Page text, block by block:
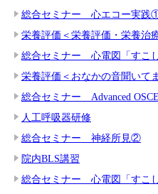
総合セミナー 心エコー実践
栄養評価＜栄養評価・栄養治
総合セミナー 心電図「すこ
栄養評価＜おなかの音聞いて
総合セミナー Advanced OSCE
人工呼吸器研修
総合セミナー 神経所見②
院内BLS講習
総合セミナー 心電図「すこ